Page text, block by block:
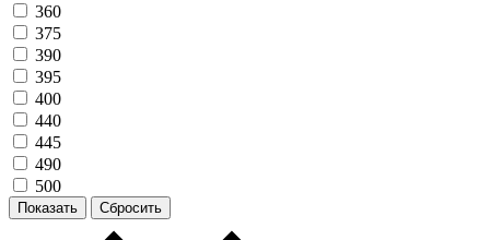
360
375
390
395
400
440
445
490
500